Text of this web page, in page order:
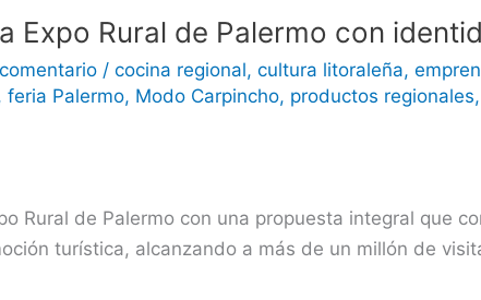
Expo Rural de Palermo con
/cocina regional,cultura litoraleña,
feria Palermo, Modo Carpincho, productos regionales,
Rural de Palermo con una propuesta integral que
turística, alcanzando a más de un millón de